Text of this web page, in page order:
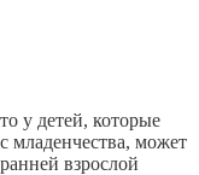
у детей, которые
младенчества, может
взрослой